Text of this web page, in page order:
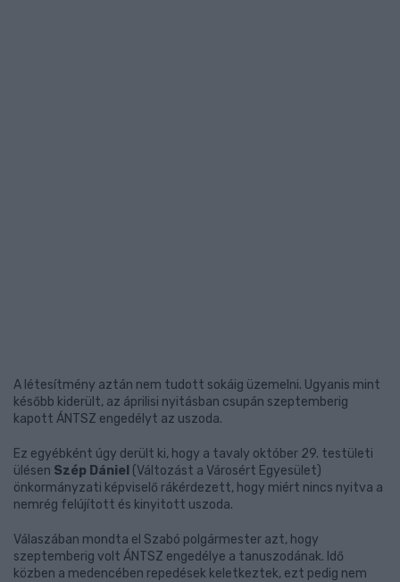
A létesítmény aztán nem tudott sokáig üzemelni. Ugyanis mint
később kiderült, az áprilisi nyitásban csupán szeptemberig
kapott ÁNTSZ engedélyt az uszoda.
Ez egyébként úgy derült ki, hogy a tavaly október 29. testületi
ülésen Szép Dániel (Változást a Városért Egyesület)
önkormányzati képviselő rákérdezett, hogy miért nincs nyitva a
nemrég felújított és kinyitott uszoda.
Válaszában mondta el Szabó polgármester azt, hogy
szeptemberig volt ÁNTSZ engedélye a tanuszodának. Idő
közben a medencében repedések keletkeztek, ezt pedig nem